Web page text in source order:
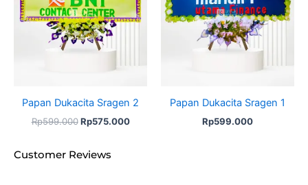
Papan Dukacita Sragen 2
Rp599.000 Rp575.000
Papan Dukacita Sragen 1
Rp599.000
Customer Reviews